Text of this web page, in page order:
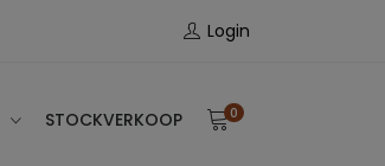
Login
STOCKVERKOOP 0